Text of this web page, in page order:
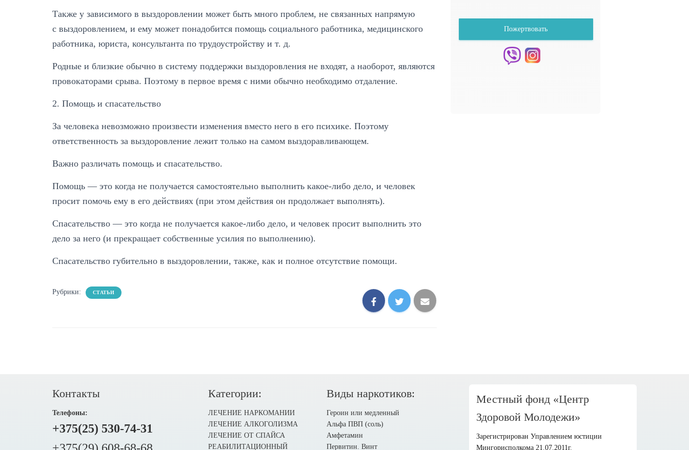
Также у зависимого в выздоровлении может быть много проблем, не связанных напрямую
с выздоровлением, и ему может понадобится помощь социального работника, медицинского
работника, юриста, консультанта по трудоустройству и т. д.
Родные и близкие обычно в систему поддержки выздоровления не входят, а наоборот, являются
провокаторами срыва. Поэтому в первое время с ними обычно необходимо отдаление.
2. Помощь и спасательство
За человека невозможно произвести изменения вместо него в его психике. Поэтому
ответственность за выздоровление лежит только на самом выздоравливающем.
Важно различать помощь и спасательство.
Помощь — это когда не получается самостоятельно выполнить какое-либо дело, и человек
просит помочь ему в его действиях (при этом действия он продолжает выполнять).
Спасательство — это когда не получается какое-либо дело, и человек просит выполнить это
дело за него (и прекращает собственные усилия по выполнению).
Спасательство губительно в выздоровлении, также, как и полное отсутствие помощи.
Рубрики: СТАТЬИ
Пожертвовать
Контакты
Телефоны:
+375(25) 530-74-31
Категории:
ЛЕЧЕНИЕ НАРКОМАНИИ
ЛЕЧЕНИЕ АЛКОГОЛИЗМА
ЛЕЧЕНИЕ ОТ СПАЙСА
РЕАБИЛИТАЦИОННЫЙ
Виды наркотиков:
Героин или медленный
Альфа ПВП (соль)
Амфетамин
Первитин. Винт
Местный фонд «Центр
Здоровой Молодежи»
Зарегистрирован Управлением юстиции
Мингорисполкома 21.07.2011г.